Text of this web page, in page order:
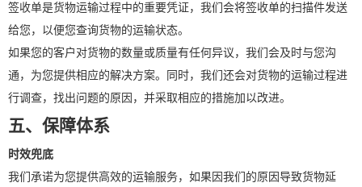
签收单是货物运输过程中的重要凭证，我们会将签收单的扫描件发送
给您，以便您查询货物的运输状态。
如果您的客户对货物的数量或质量有任何异议，我们会及时与您沟
通，为您提供相应的解决方案。同时，我们还会对货物的运输过程进
行调查，找出问题的原因，并采取相应的措施加以改进。
五、保障体系
时效兜底
我们承诺为您提供高效的运输服务，如果因我们的原因导致货物延